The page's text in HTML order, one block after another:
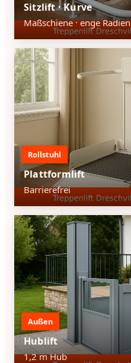
Sitzlift · Kurve
Maßschiene · enge Radien
Rollstuhl
Plattformlift
Barrierefrei
Außen
Hublift
1,2 m Hub